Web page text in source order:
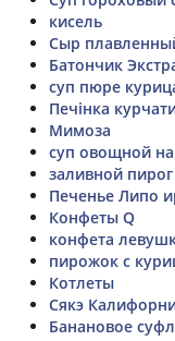
кисель
Сыр
Батончик
суп пюре
Печінка
Мимоза
суп овощной
заливной
Печенье Липо
Конфеты Q
конфета
пирожок с
Котлеты
Сякэ
Банановое